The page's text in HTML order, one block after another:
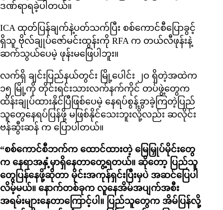
ဒဏ်ရာရခဲ့ပါတယ်။
ICA ထုတ်ပြန်ချက်နဲ့ပတ်သက်ပြီး စစ်ကောင်စီပြောခွင့်
ရှိသူ ဗိုလ်ချုပ်ဇော်မင်းထွန်းကို RFA က တယ်လီဖုန်းနဲ့
ဆက်သွယ်ပေမဲ့ ဖုန်းမဖြေပါဘူး။
လက်ရှိ ချင်းပြည်နယ်တွင်း မြို့ပေါင်း ၂ဝ ရှိတဲ့အထဲက
၁၅ မြို့ကို တိုင်းရင်းသားလက်နက်ကိုင် တပ်ဖွဲ့တွေက
ထိန်းချုပ်ထားနိုင်ပြီဖြစ်ပေမဲ့ နေရပ်စွန့်ခွာခဲ့ကြတဲ့ပြည်
သူတွေနေရပ်ပြန်ဖို့ မဖြစ်နိုင်သေးဘူးလို့လည်း ဆလိုင်း
ဗန်ဆွီးဆန် က ပြောပါတယ်။
“စစ်ကောင်စီဘက်က ထောင်ထားတဲ့ မြေမြှုပ်မိုင်းတွေ
က နေရာအနှံ့မှာရှိနေတာတွေ့ရတယ်။ ဆိုတော့ ပြည်သူ
တွေပြန်နေဖို့ဆိုတာ မိုင်းအကုန်ရှင်းပြီးမှပဲ အဆင်ပြေပါ
လိမ့်မယ်။ နောက်တစ်ခုက လူနေအိမ်အပျက်အစီး
အရမ်းများနေတာကြောင့်ပါ။ ပြည်သူတွေက အိမ်ပြန်လို့